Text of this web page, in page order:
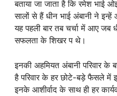
बताया जा जाता है कि रमेश भाई
सालों से हैं धीन भाई अंबानी ने
यह पहली बार तब चर्चा में आए जब
सफलता के शिखर प थे।
इनकी अहमियत अंबानी परिवार के
है परिवार के हर छोटे-बड़े फैसले में
इनके आशीर्वाद के साथ ही हर